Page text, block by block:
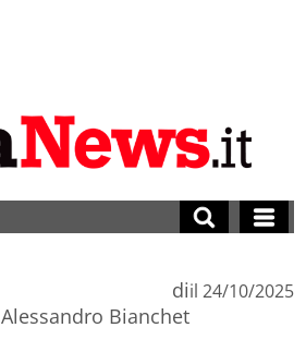
di
Alessandro Bianchet
il 24/10/2025